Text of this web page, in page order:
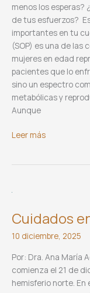
menos los esperas?
de tus esfuerzos?
importantes en tu
(SOP) es una de las
mujeres en edad
pacientes que lo
sino un espectro
metabólicas y
Aunque
Síndrome
Leer más
Cuidados
10 diciembre, 2025
Por: Dra. Ana María
comienza el 21 de
hemisferio norte.